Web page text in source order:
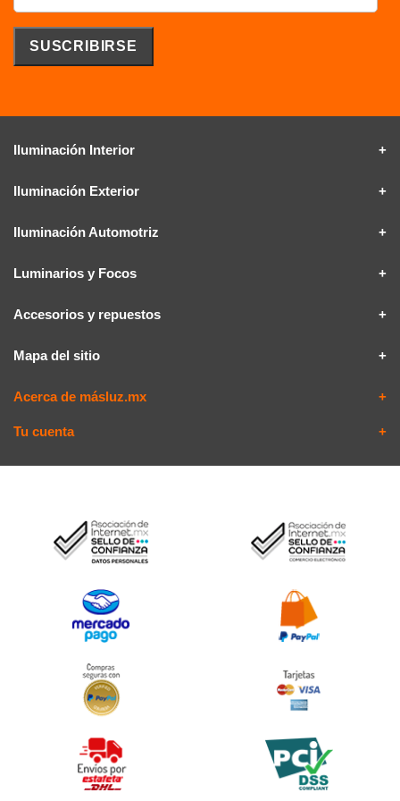
Iluminación Interior
Iluminación Exterior
Iluminación Automotriz
Luminarios y Focos
Accesorios y repuestos
Mapa del sitio
Acerca de másluz.mx
Tu cuenta